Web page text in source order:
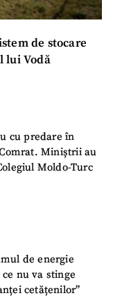
de stocare
lui Vodă
cu predare în
Miniștrii au
Moldo-Turc
de energie
nu va stinge
cetățenilor”